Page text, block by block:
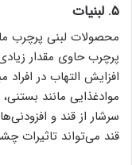
۵. لبنیات
محصولات لبنی پرچرب
پرچرب حاوی مقدار
افزایش التهاب در
موادغذایی مانند
سرشار از قند و
قند می‌تواند تاثیرات